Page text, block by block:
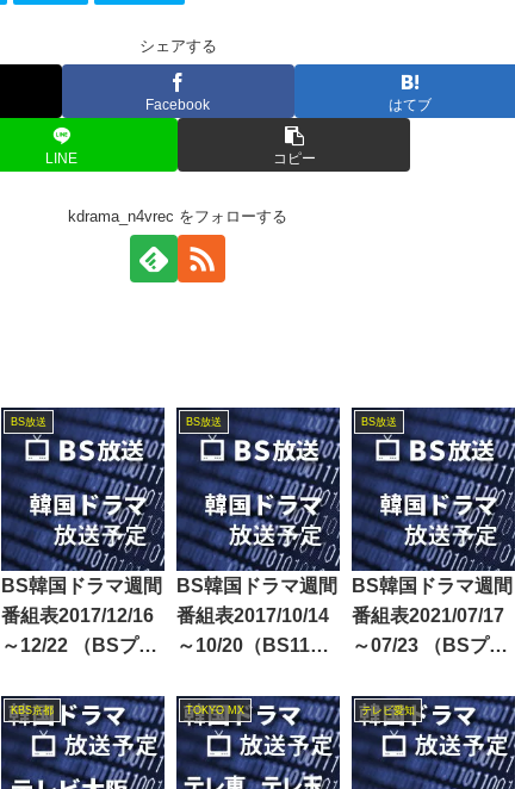
シェアする
Facebook はてブ
LINE コピー
kdrama_n4vrec をフォローする
BS放送
BS韓国ドラマ週間
番組表2017/12/16
～12/22 （BSプレ
レ・BS朝日・BS-
TBS・BSジャパ
ン・BSフジ）
BS放送
BS韓国ドラマ週間
番組表2017/10/14
～10/20（BS11・
BS放送
BS韓国ドラマ週間
番組表2021/07/17
～07/23 （BSプレ
レ・BS朝日・BS-
TBS・BSテレ東・
BSフジ）
KBS京都 TOKYO MX テレビ愛知